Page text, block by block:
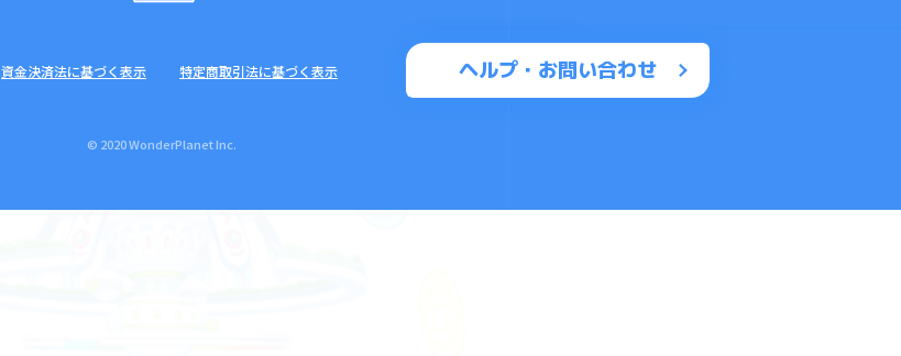
ヘルプ・お問い合わせ
資金決済法に基づく表示 特定商取引法に基づく表示
© 2020 WonderPlanet Inc.